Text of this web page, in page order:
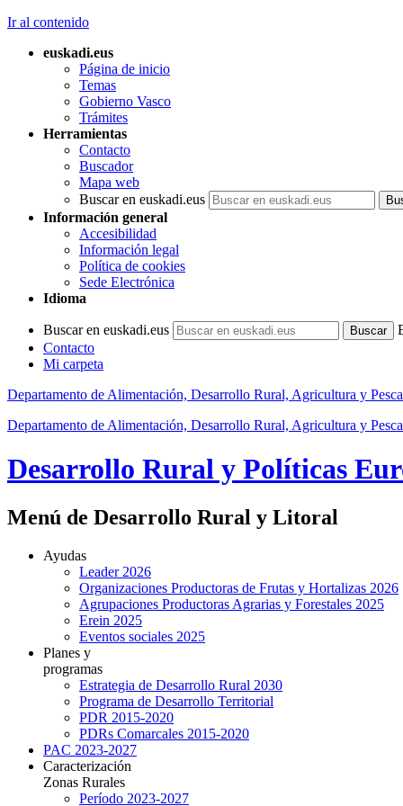
Ir al contenido
euskadi.eus
Página de inicio
Temas
Gobierno Vasco
Trámites
Herramientas
Contacto
Buscador
Mapa web
Buscar en euskadi.eus
Información general
Accesibilidad
Información legal
Política de cookies
Sede Electrónica
Idioma
Buscar en euskadi.eus
Contacto
Mi carpeta
Departamento de Alimentación, Desarrollo Rural, Agricultura y Pesca
Departamento de Alimentación, Desarrollo Rural, Agricultura y Pesca
Desarrollo Rural y Políticas
Menú de Desarrollo Rural y Litoral
Ayudas
Leader 2026
Organizaciones Productoras de Frutas y Hortalizas 2026
Agrupaciones Productoras Agrarias y Forestales 2025
Erein 2025
Eventos sociales 2025
Planes y
programas
Estrategia de Desarrollo Rural 2030
Programa de Desarrollo Territorial
PDR 2015-2020
PDRs Comarcales 2015-2020
PAC 2023-2027
Caracterización
Zonas Rurales
Período 2023-2027